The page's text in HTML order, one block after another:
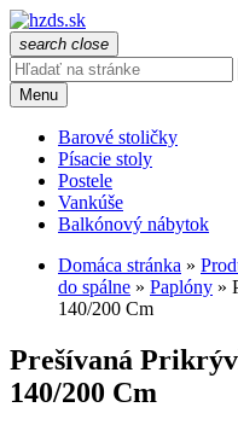
search close
Menu
Barové stoličky
Písacie stoly
Postele
Vankúše
Balkónový nábytok
Domáca stránka »
do spálne » Paplóny »
140/200 Cm
Prešívaná
140/200 Cm